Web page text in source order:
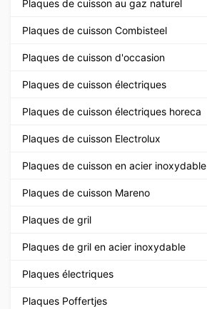
Plaques de cuisson au gaz naturel
Plaques de cuisson Combisteel
Plaques de cuisson d'occasion
Plaques de cuisson électriques
Plaques de cuisson électriques horeca
Plaques de cuisson Electrolux
Plaques de cuisson en acier inoxydable
Plaques de cuisson Mareno
Plaques de gril
Plaques de gril en acier inoxydable
Plaques électriques
Plaques Poffertjes